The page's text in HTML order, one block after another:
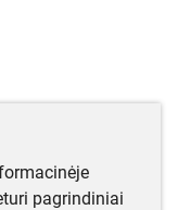
pagrindiniai